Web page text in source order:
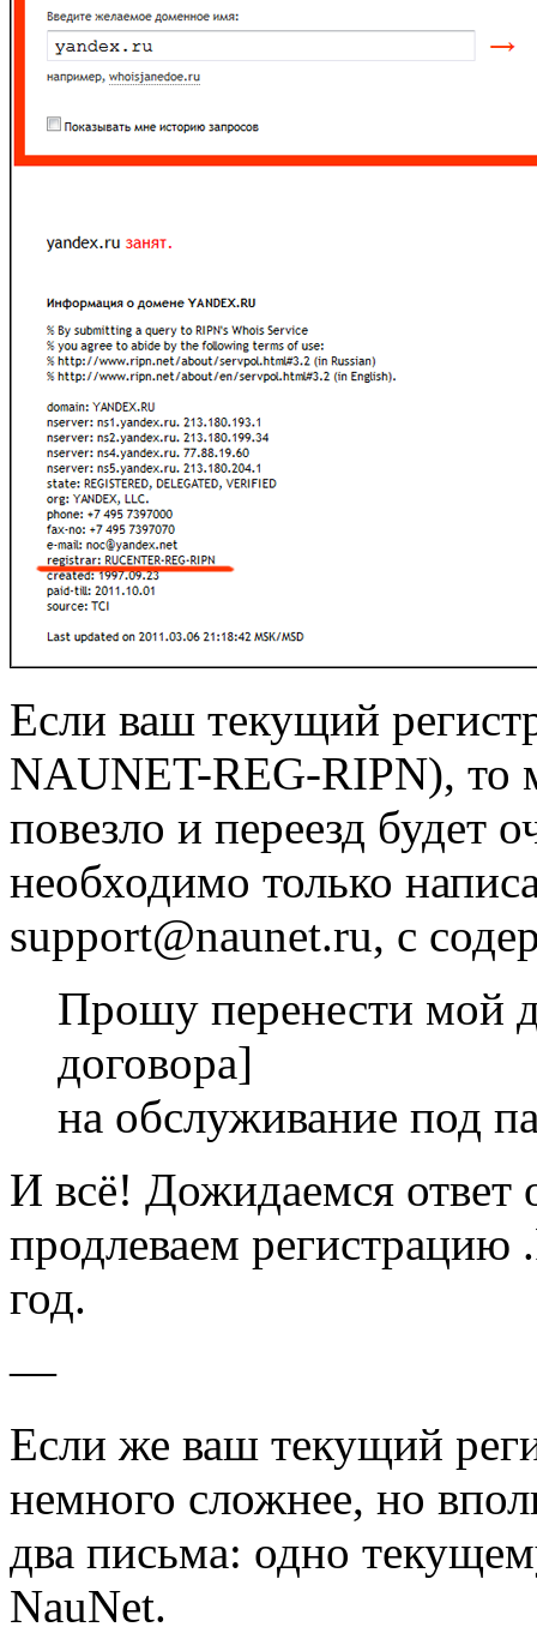
Если ваш текущий
NAUNET-REG-RIPN), то
повезло и переезд будет
необходимо только
support@naunet.ru, с
Прошу перенести мой
договора]
на обслуживание под
И всё! Дожидаемся ответ
продлеваем
год.
—
Если же ваш текущий
немного сложнее, но
два письма: одно
NauNet.